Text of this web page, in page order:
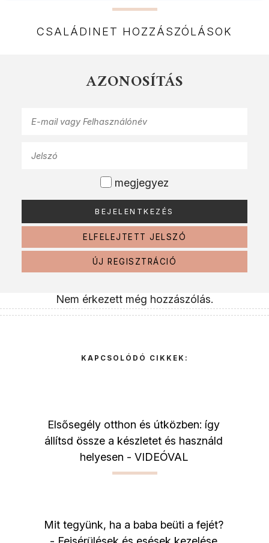
CSALÁDINET HOZZÁSZÓLÁSOK
AZONOSÍTÁS
megjegyez
ELFELEJTETT JELSZÓ
ÚJ REGISZTRÁCIÓ
Nem érkezett még hozzászólás.
KAPCSOLÓDÓ CIKKEK:
Elsősegély otthon és útközben: így
állítsd össze a készletet és használd
helyesen - VIDEÓVAL
Mit tegyünk, ha a baba beüti a fejét?